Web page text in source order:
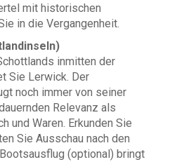
mit historischen
in die Vergangenheit.
inmitten der
Sie Lerwick. Der
noch immer von seiner
Relevanz als
und Waren. Erkunden Sie
Sie Ausschau nach den
(optional) bringt